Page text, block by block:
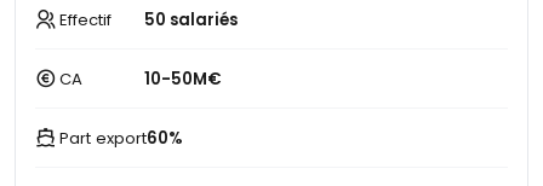
Effectif 50 salariés
CA 10-50M€
Part export60%